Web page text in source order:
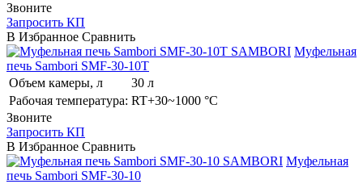
Звоните
Запросить КП
В Избранное Сравнить
SAMBORI Муфельная
печь Sambori SMF-30-10T
Объем камеры, л
30 л
Рабочая температура: RT+30~1000 °C
Звоните
Запросить КП
В Избранное Сравнить
SAMBORI Муфельная
печь Sambori SMF-30-10